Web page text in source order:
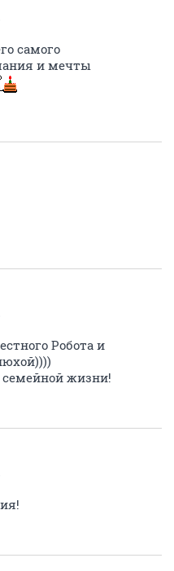
самого
и мечты
Робота и
семейной жизни!